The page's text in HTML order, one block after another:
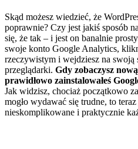
Skąd możesz wiedzieć, że
poprawnie? Czy jest jakiś sposób
się, że tak – i jest on banalnie
swoje konto Google Analytics,
rzeczywistym i wejdziesz na swoją
przeglądarki. Gdy zobaczysz
prawidłowo zainstalowałeś
Jak widzisz, chociaż początkowo
mogło wydawać się trudne, to
nieskomplikowane i praktycznie